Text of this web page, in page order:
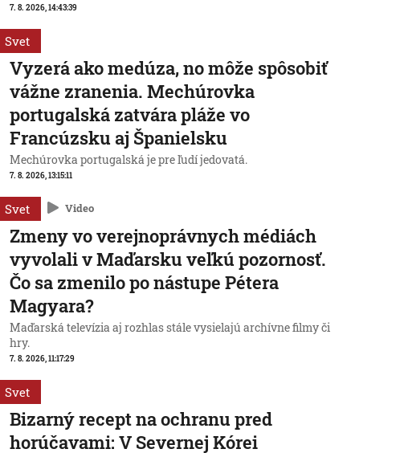
7. 8. 2026, 14:43:39
Svet
Vyzerá ako medúza, no môže spôsobiť
vážne zranenia. Mechúrovka
portugalská zatvára pláže vo
Francúzsku aj Španielsku
Mechúrovka portugalská je pre ľudí jedovatá.
7. 8. 2026, 13:15:11
Svet Video
Zmeny vo verejnoprávnych médiách
vyvolali v Maďarsku veľkú pozornosť.
Čo sa zmenilo po nástupe Pétera
Magyara?
Maďarská televízia aj rozhlas stále vysielajú archívne filmy či
hry.
7. 8. 2026, 11:17:29
Svet
Bizarný recept na ochranu pred
horúčavami: V Severnej Kórei